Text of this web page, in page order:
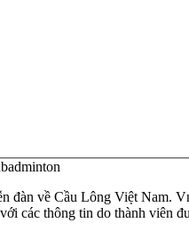
đàn về Cầu Lông Việt Nam.
các thông tin do thành viên